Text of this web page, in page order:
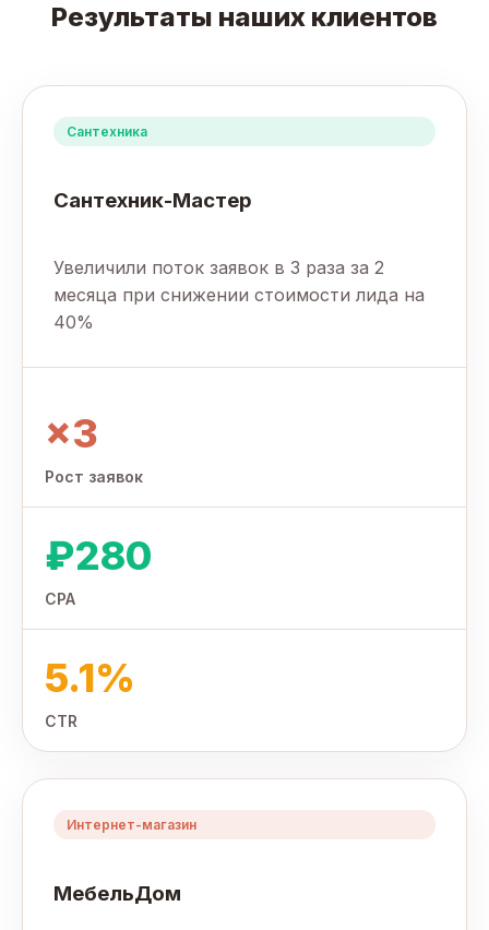
Результаты наших клиентов
Сантехника
Сантехник-Мастер
Увеличили поток заявок в 3 раза за 2
месяца при снижении стоимости лида на
40%
×3
Рост заявок
₽280
CPA
5.1%
CTR
Интернет-магазин
МебельДом